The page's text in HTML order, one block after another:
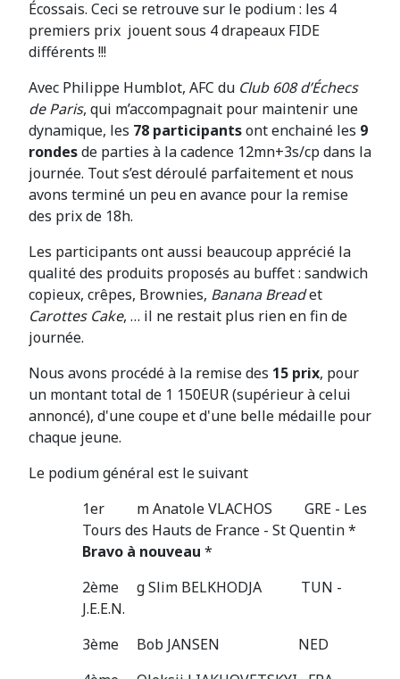
Écossais. Ceci se retrouve sur le podium : les 4
premiers prix jouent sous 4 drapeaux FIDE
différents !!!
Avec Philippe Humblot, AFC du Club 608 d’Échecs
de Paris, qui m’accompagnait pour maintenir une
dynamique, les 78 participantsont enchainé les 9
rondesde parties à la cadence 12mn+3s/cp dans la
journée. Tout s’est déroulé parfaitement et nous
avons terminé un peu en avance pour la remise
des prix de 18h.
Les participants ont aussi beaucoup apprécié la
qualité des produits proposés au buffet : sandwich
copieux, crêpes, Brownies, Banana Breadet
Carottes Cake, … il ne restait plus rien en fin de
journée.
Nous avons procédé à la remise des 15 prix, pour
un montant total de 1 150EUR (supérieur à celui
annoncé), d'une coupe et d'une belle médaille pour
chaque jeune.
Le podium général est le suivant
1er m Anatole VLACHOS GRE - Les
Tours des Hauts de France - St Quentin *
Bravo à nouveau *
2ème g Slim BELKHODJA TUN -
J.E.E.N.
3ème Bob JANSEN NED